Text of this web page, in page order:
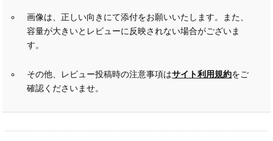
画像は、正しい向きにて添付をお願いいたします。また、
容量が大きいとレビューに反映されない場合がございま
す。
その他、レビュー投稿時の注意事項はサイト利用規約をご
確認くださいませ。